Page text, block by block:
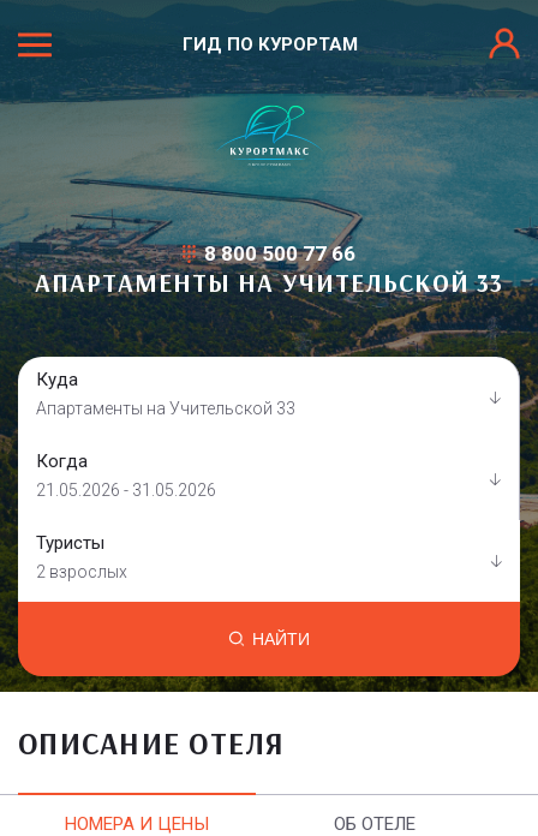
ГИД ПО КУРОРТАМ
8 800 500 77 66
АПАРТАМЕНТЫ НА УЧИТЕЛЬСКОЙ 33
Куда
Апартаменты на Учительской 33
Когда
21.05.2026 - 31.05.2026
Туристы
2 взрослых
НАЙТИ
ОПИСАНИЕ ОТЕЛЯ
НОМЕРА И ЦЕНЫ ОБ ОТЕЛЕ